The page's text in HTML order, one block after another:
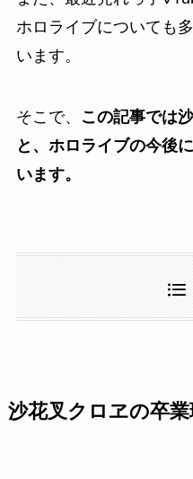
ホロライブについても
います。
そこで、
この記事では
と、ホロライブの今後
います。
沙花叉クロヱの卒業